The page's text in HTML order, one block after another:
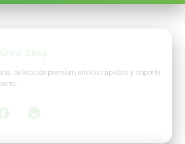
selección premium, envíos rápidos y soporte